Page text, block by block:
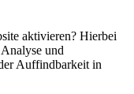
aktivieren? Hierbei
und
Auffindbarkeit in